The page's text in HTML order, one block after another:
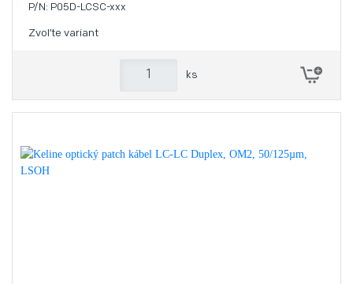
P/N: P05D-LCSC-xxx
Zvoľte variant
ks